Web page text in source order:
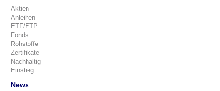
Aktien
Anleihen
ETF/ETP
Fonds
Rohstoffe
Zertifikate
Nachhaltig
Einstieg
News